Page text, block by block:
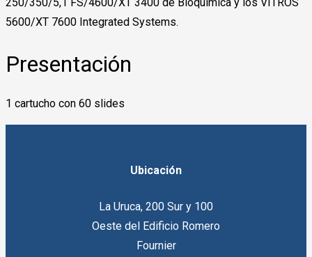
5600/XT 7600 Integrated Systems.
Presentación
1 cartucho con 60 slides
Ubicación
La Uruca, 200 Sur y 100
Oeste del Edificio Romero
Fournier